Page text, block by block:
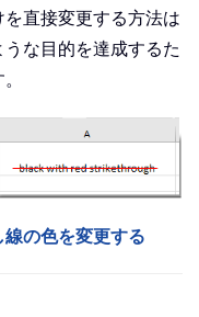
直接変更する方法は
な目的を達成するた
の色を変更する